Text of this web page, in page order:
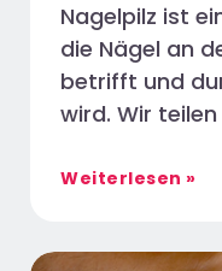
Nagelpilz ist
die Nägel an
betrifft und
wird. Wir
Weiterlesen »